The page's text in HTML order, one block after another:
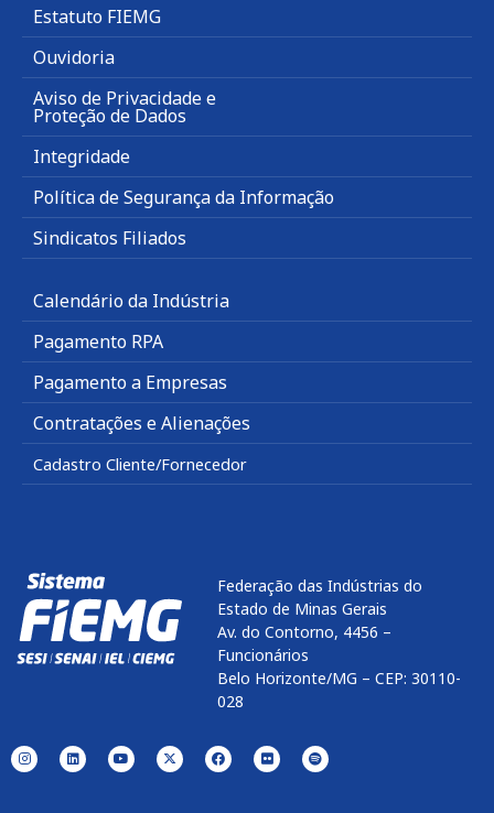
Estatuto FIEMG
Ouvidoria
Aviso de Privacidade e
Proteção de Dados
Integridade
Política de Segurança da Informação
Sindicatos Filiados
Calendário da Indústria
Pagamento RPA
Pagamento a Empresas
Contratações e Alienações
Cadastro Cliente/Fornecedor
Federação das Indústrias do
Estado de Minas Gerais
Av. do Contorno, 4456 –
Funcionários
Belo Horizonte/MG – CEP: 30110-
028